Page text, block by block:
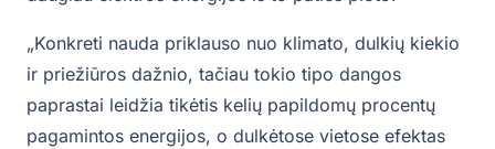
„Konkreti nauda priklauso nuo klimato, dulkių kiekio
ir priežiūros dažnio, tačiau tokio tipo dangos
paprastai leidžia tikėtis kelių papildomų procentų
pagamintos energijos, o dulkėtose vietose efektas